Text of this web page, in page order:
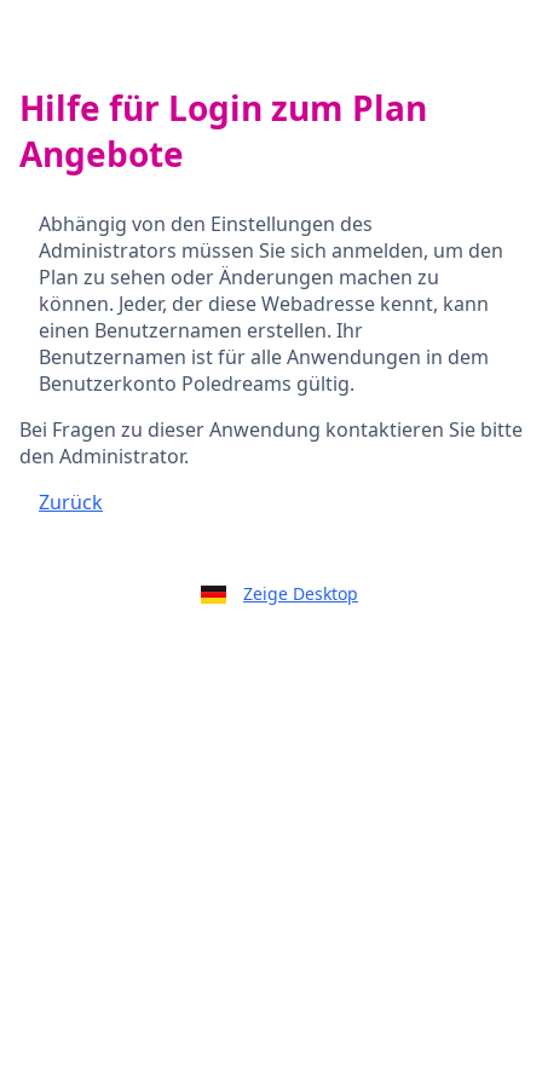
Hilfe für Login zum Plan
Angebote
Abhängig von den Einstellungen des
Administrators müssen Sie sich anmelden, um den
Plan zu sehen oder Änderungen machen zu
können. Jeder, der diese Webadresse kennt, kann
einen Benutzernamen erstellen. Ihr
Benutzernamen ist für alle Anwendungen in dem
Benutzerkonto Poledreams gültig.
Bei Fragen zu dieser Anwendung kontaktieren Sie bitte
den Administrator.
Zurück
Zeige Desktop